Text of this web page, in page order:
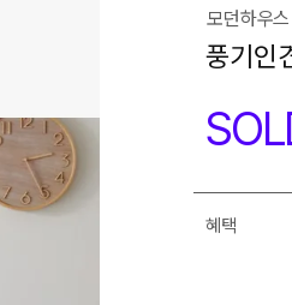
모던하우
풍기인
혜택